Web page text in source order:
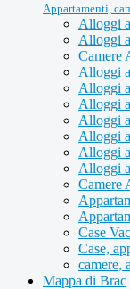
Appartamenti,
Alloggi
Alloggi
Camere
Alloggi
Alloggi
Alloggi
Alloggi
Alloggi
Alloggi
Alloggi
Camere
Case
Case,
camere,
Mappa di Brac